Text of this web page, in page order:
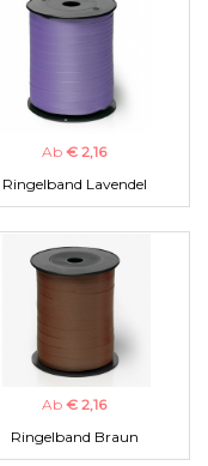
Ab € 2,16
Ringelband Lavendel
Ab € 2,16
Ringelband Braun